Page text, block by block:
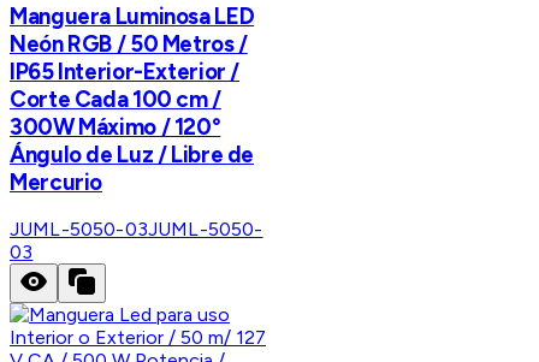
Manguera Luminosa LED
Neón RGB / 50 Metros /
IP65 Interior-Exterior /
Corte Cada 100 cm /
300W Máximo / 120°
Ángulo de Luz / Libre de
Mercurio
JUML-5050-03JUML-5050-
03